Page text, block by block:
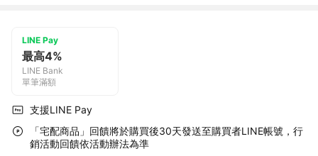
LINE Pay
最高4%
LINE Bank
單筆滿額
支援LINE Pay
「宅配商品」回饋將於購買後30天發送至購買者LINE帳號，行
銷活動回饋依活動辦法為準